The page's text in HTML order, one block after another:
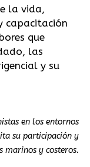
la vida,
capacitación
que
las
y su
en los entornos
su participación y
marinos y costeros.